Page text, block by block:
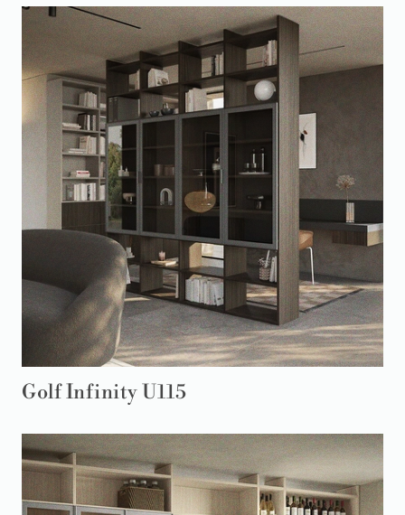
Golf Infinity U115